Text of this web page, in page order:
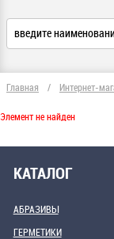
Главная / Интернет-
Элемент не найден
КАТАЛОГ
АБРАЗИВЫ
ГЕРМЕТИКИ